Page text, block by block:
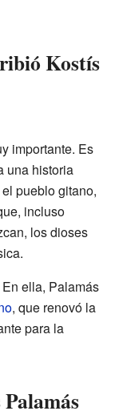
Kostís
importante. Es
una historia
pueblo gitano,
incluso
los dioses
En ella, Palamás
, que renovó la
para la